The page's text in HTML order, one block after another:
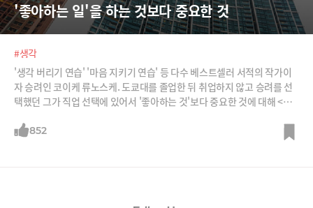
'좋아하는 일'을 하는 것보다 중요한 것
#생각
'생각 버리기 연습' '마음 지키기 연습' 등 다수 베스트셀러 서적의 작가이
자 승려인 코이케 류노스케. 도쿄대를 졸업한 뒤 취업하지 않고 승려를 선
택했던 그가 직업 선택에 있어서 '좋아하는 것'보다 중요한 것에 대해 <아
공식 홈페이지
852